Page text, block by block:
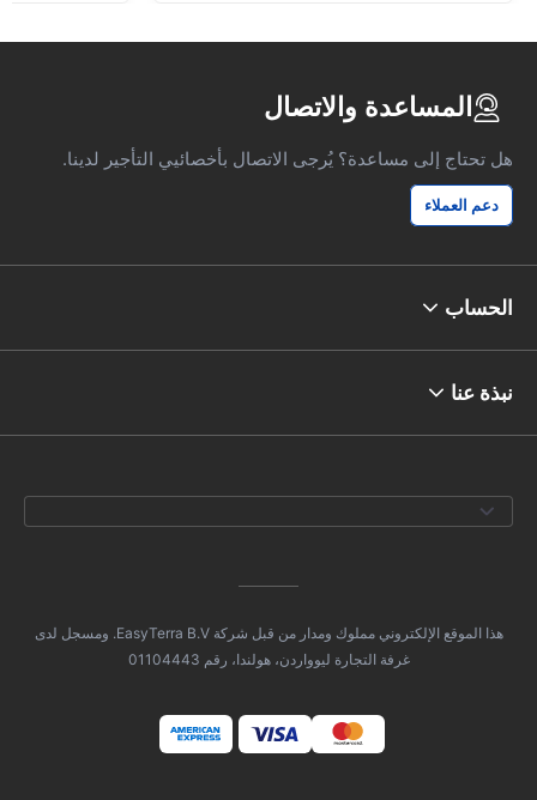
المساعدة والاتصال
هل تحتاج إلى مساعدة؟ يُرجى الاتصال بأخصائيي التأجير لدينا.
دعم العملاء
الحساب
نبذة عنا
هذا الموقع الإلكتروني مملوك ومدار من قبل شركة EasyTerra B.V. ومسجل لدى
غرفة التجارة ليوواردن، هولندا، رقم 01104443